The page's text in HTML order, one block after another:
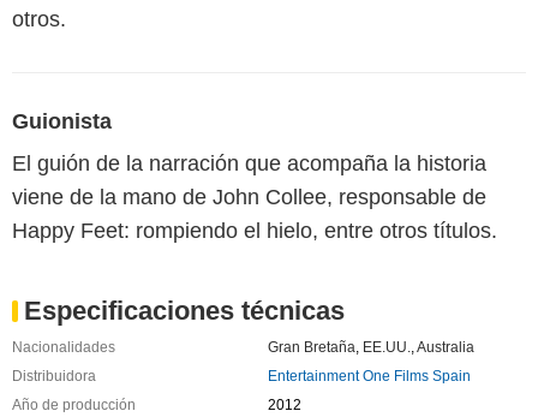
otros.
Guionista
El guión de la narración que acompaña la historia
viene de la mano de John Collee, responsable de
Happy Feet: rompiendo el hielo, entre otros títulos.
Especificaciones técnicas
Nacionalidades Gran Bretaña, EE.UU.,Australia
Distribuidora
Entertainment One Films Spain
Año de producción
2012